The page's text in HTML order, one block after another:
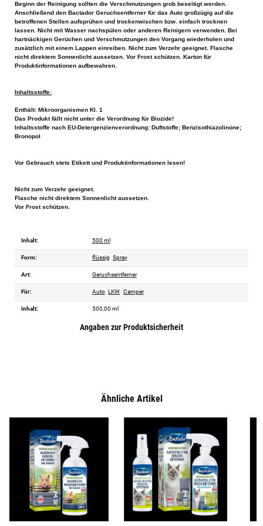
Beginn der Reinigung sollten die Verschmutzungen grob beseitigt werden.
Anschließend den Bactador Geruchsentferner für das Auto großzügig auf die
betroffenen Stellen aufsprühen und trockenwischen bzw. einfach trocknen
lassen. Nicht mit Wasser nachspülen oder anderen Reinigern verwenden. Bei
hartnäckigen Gerüchen und Verschmutzungen den Vorgang wiederholen und
zusätzlich mit einem Lappen einreiben. Nicht zum Verzehr geeignet. Flasche
nicht direktem Sonnenlicht aussetzen. Vor Frost schützen. Karton für
Produktinformationen aufbewahren.
Inhaltsstoffe:
Enthält: Mikroorganismen Kl. 1
Das Produkt fällt nicht unter die Verordnung für Biozide!
Inhaltsstoffe nach EU-Detergenzienverordnung: Duftstoffe; Benzisothiazolinone;
Bronopol
Vor Gebrauch stets Etikett und Produktinformationen lesen!
Nicht zum Verzehr geeignet.
Flasche nicht direktem Sonnenlicht aussetzen.
Vor Frost schützen.
Inhalt: 500 ml
Form: flüssig Spray
Art: Geruchsentferner
Für: Auto LKW Camper
Inhalt: 500,00 ml
Angaben zur Produktsicherheit
Ähnliche Artikel